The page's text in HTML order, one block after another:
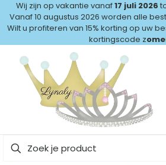
Wij zijn op vakantie vanaf17 juli 2026
Vanaf 10 augustus 2026 worden alle
Wilt u profiteren van 15% korting op uw
kortingscode z